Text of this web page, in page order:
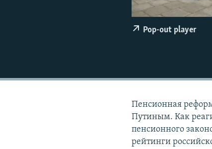
Pop-out player
Пенсионная
Путиным. Как
пенсионного
рейтинги